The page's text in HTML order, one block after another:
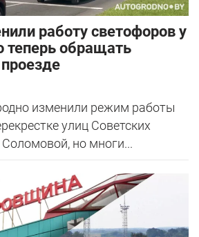
работу светофоров у
обращать
изменили режим работы
улиц Советских
но многи...